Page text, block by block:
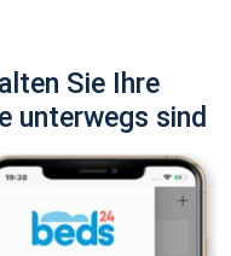
Sie Ihre
unterwegs sind